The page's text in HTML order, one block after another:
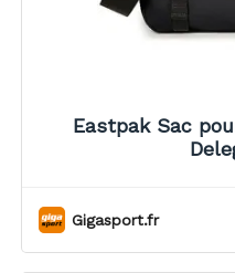
Eastpak Sac
Gigasport.fr